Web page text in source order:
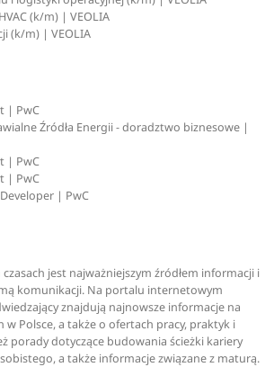
(k/m) | VEOLIA
(k/m) | VEOLIA
| PwC
Źródła Energii - doradztwo biznesowe |
| PwC
| PwC
| PwC
jest najważniejszym źródłem informacji i
komunikacji. Na portalu internetowym
znajdują najnowsze informacje na
w Polsce, a także o ofertach pracy, praktyk i
porady dotyczące budowania ścieżki kariery
a także informacje związane z maturą.